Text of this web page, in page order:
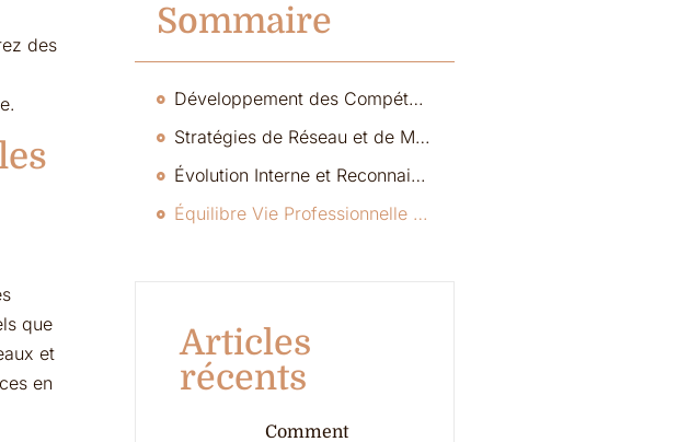
des
que
et
en
Sommaire
Développement des Compétences Personnelles
Stratégies de Réseau et de Mentorat
Évolution Interne et Reconnaissance
Équilibre Vie Professionnelle et Personnelle
Articles
récents
Comment